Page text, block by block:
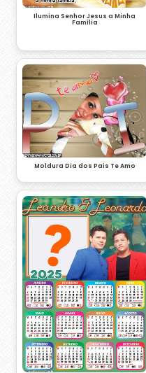
Ilumina Senhor Jesus a Minha
Família
Moldura Dia dos Pais Te Amo